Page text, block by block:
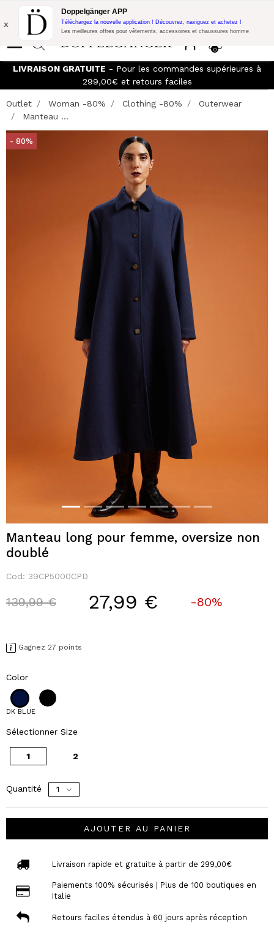
Promo Flash: 10% de réduction supplémentaire sur 300€ d'achat
avec le code:
0
x
Doppelgänger APP
Téléchargez la nouvelle application ! Découvrez, naviguez et achetez !
Les meilleures offres pour vêtements, accessoires et chaussures homme
LIVRAISON GRATUITE - Pour les commandes supérieures à
299,00€ et retours faciles
Outlet Woman -80% Clothing -80%
Outerwear
Manteau ...
- 80%
Manteau long pour femme, oversize non
doublé
Cod: 39CP5000CPD
Price reduced from
139,99 €to 27,99 € -80%
Gagnez 27 points
Color
DK BLUE
Sélectionner Size
1 2
Quantité
AJOUTER AU PANIER
Livraison rapide et gratuite à partir de 299,00€
Paiements 100% sécurisés | Plus de 100 boutiques en
Italie
Retours faciles étendus à 60 jours après réception